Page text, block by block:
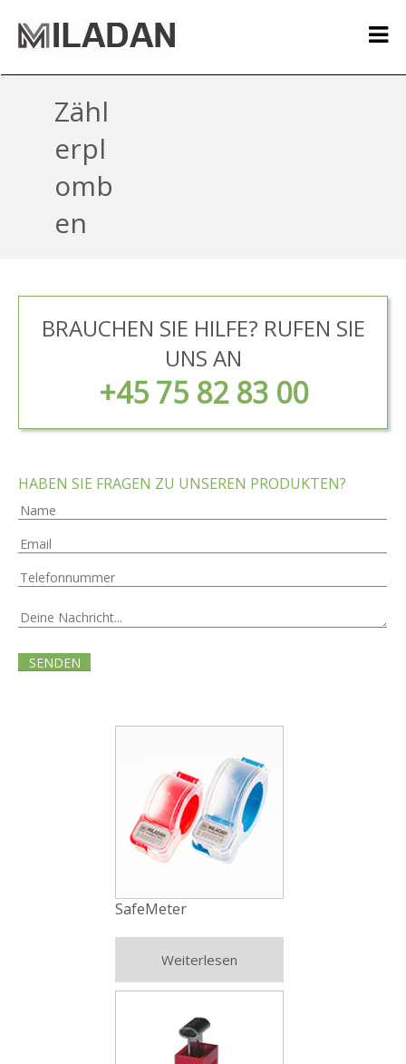
Zähl
erpl
omb
en
BRAUCHEN SIE HILFE? RUFEN SIE
UNS AN
+45 75 82 83 00
HABEN SIE FRAGEN ZU UNSEREN PRODUKTEN?
SafeMeter
Weiterlesen